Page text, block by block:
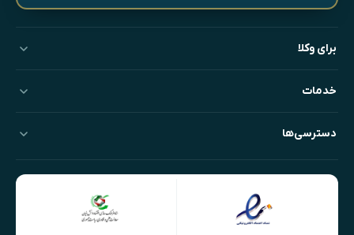
برای وکلا
خدمات
دسترسی‌ها